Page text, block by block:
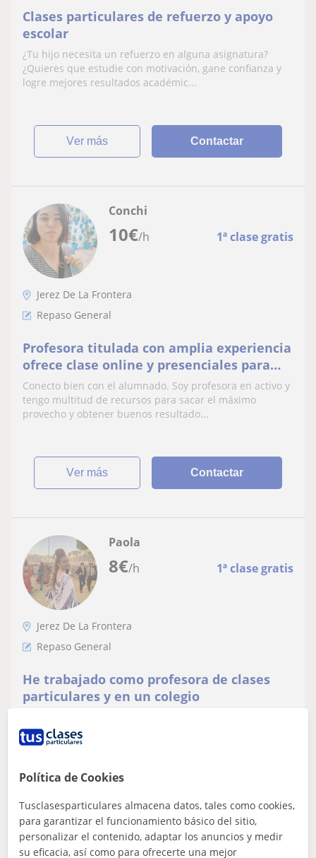
Clases particulares de refuerzo y apoyo
escolar
¿Tu hijo necesita un refuerzo en alguna asignatura?
¿Quieres que estudie con motivación, gane confianza y
logre mejores resultados académic...
ver más Contactar
10€/h 1ª clase gratis
Conchi
Jerez De La Frontera
Repaso General
Profesora titulada con amplia experiencia
ofrece clase online y presenciales para
reforzar todas las áreas primaria y hasta 2
eso
Conecto bien con el alumnado. Soy profesora en activo y
tengo multitud de recursos para sacar el máximo
provecho y obtener buenos resultado...
ver más Contactar
8€/h 1ª clase gratis
Paola
Jerez De La Frontera
Repaso General
He trabajado como profesora de clases
particulares y en un colegio
Educación Primaria. El último curso como parte de las
prácticas trabaje en un colegi...
ver más Contactar
Política de Cookies
Tusclasesparticulares almacena datos, tales como cookies,
para garantizar el funcionamiento básico del sitio,
personalizar el contenido, adaptar los anuncios y medir
su eficacia, así como para ofrecerte una mejor